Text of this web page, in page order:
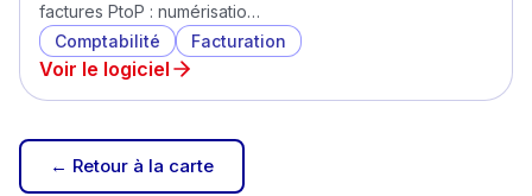
factures PtoP : numérisatio…
Comptabilité
Facturation
Voir le logiciel
← Retour à la carte